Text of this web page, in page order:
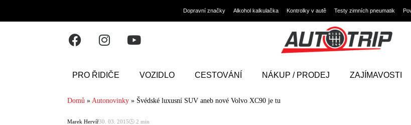
Dopravní značky Alkohol kalkulačka Kontrolky v autě Testy zimních pneumatik
PRO ŘIDIČE VOZIDLO CESTOVÁNÍ NÁKUP / PRODEJ ZAJÍMAVOSTI
Domů » Autonovinky » Švédské luxusní SUV aneb nové Volvo XC90 je tu
Marek Hervíř30. 03. 2015🕓 2 min